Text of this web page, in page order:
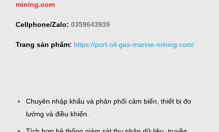
mining.com
Cellphone/Zalo: 0359643939
Trang sản phẩm: https://port-oil-gas-marine-mining.com/
Chuyên nhập khẩu và phân phối cảm biến, thiết bị đo
lường và điều khiển.